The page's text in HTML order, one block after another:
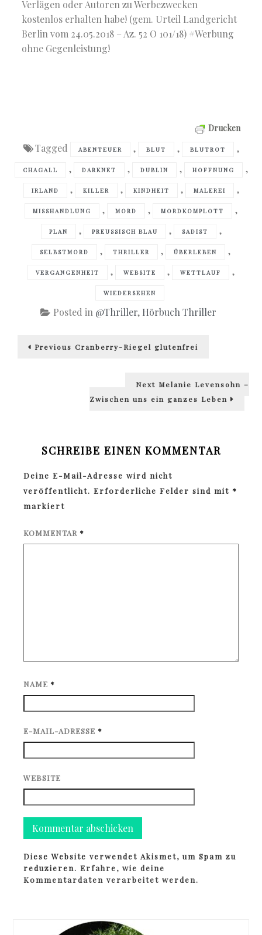
Verlägen oder Autoren zu Werbezwecken
kostenlos erhalten habe! (gem. Urteil Landgericht
Berlin vom 24.05.2018 – Az. 52 O 101/18) #Werbung
ohne Gegenleistung!
Drucken
Tagged ABENTEUER , BLUT , BLUTROT ,
CHAGALL , DARKNET , DUBLIN , HOFFNUNG ,
IRLAND , KILLER , KINDHEIT , MALEREI ,
MISSHANDLUNG , MORD , MORDKOMPLOTT ,
PLAN , PREUSSISCH BLAU , SADIST ,
SELBSTMORD , THRILLER , ÜBERLEBEN ,
VERGANGENHEIT , WEBSITE , WETTLAUF ,
WIEDERSEHEN
Posted in @Thriller, Hörbuch Thriller
Beitragsnavigation
Previous Previous
Cranberry-Riegel glutenfrei
Next Next
Melanie Levensohn –
Zwischen uns ein ganzes Leben
SCHREIBE EINEN KOMMENTAR
Deine E-Mail-Adresse wird nicht
veröffentlicht. Erforderliche Felder sind mit *
markiert
KOMMENTAR *
NAME *
E-MAIL-ADRESSE *
WEBSITE
Diese Website verwendet Akismet, um Spam zu
reduzieren.Erfahre, wie deine
Kommentardaten verarbeitet werden.